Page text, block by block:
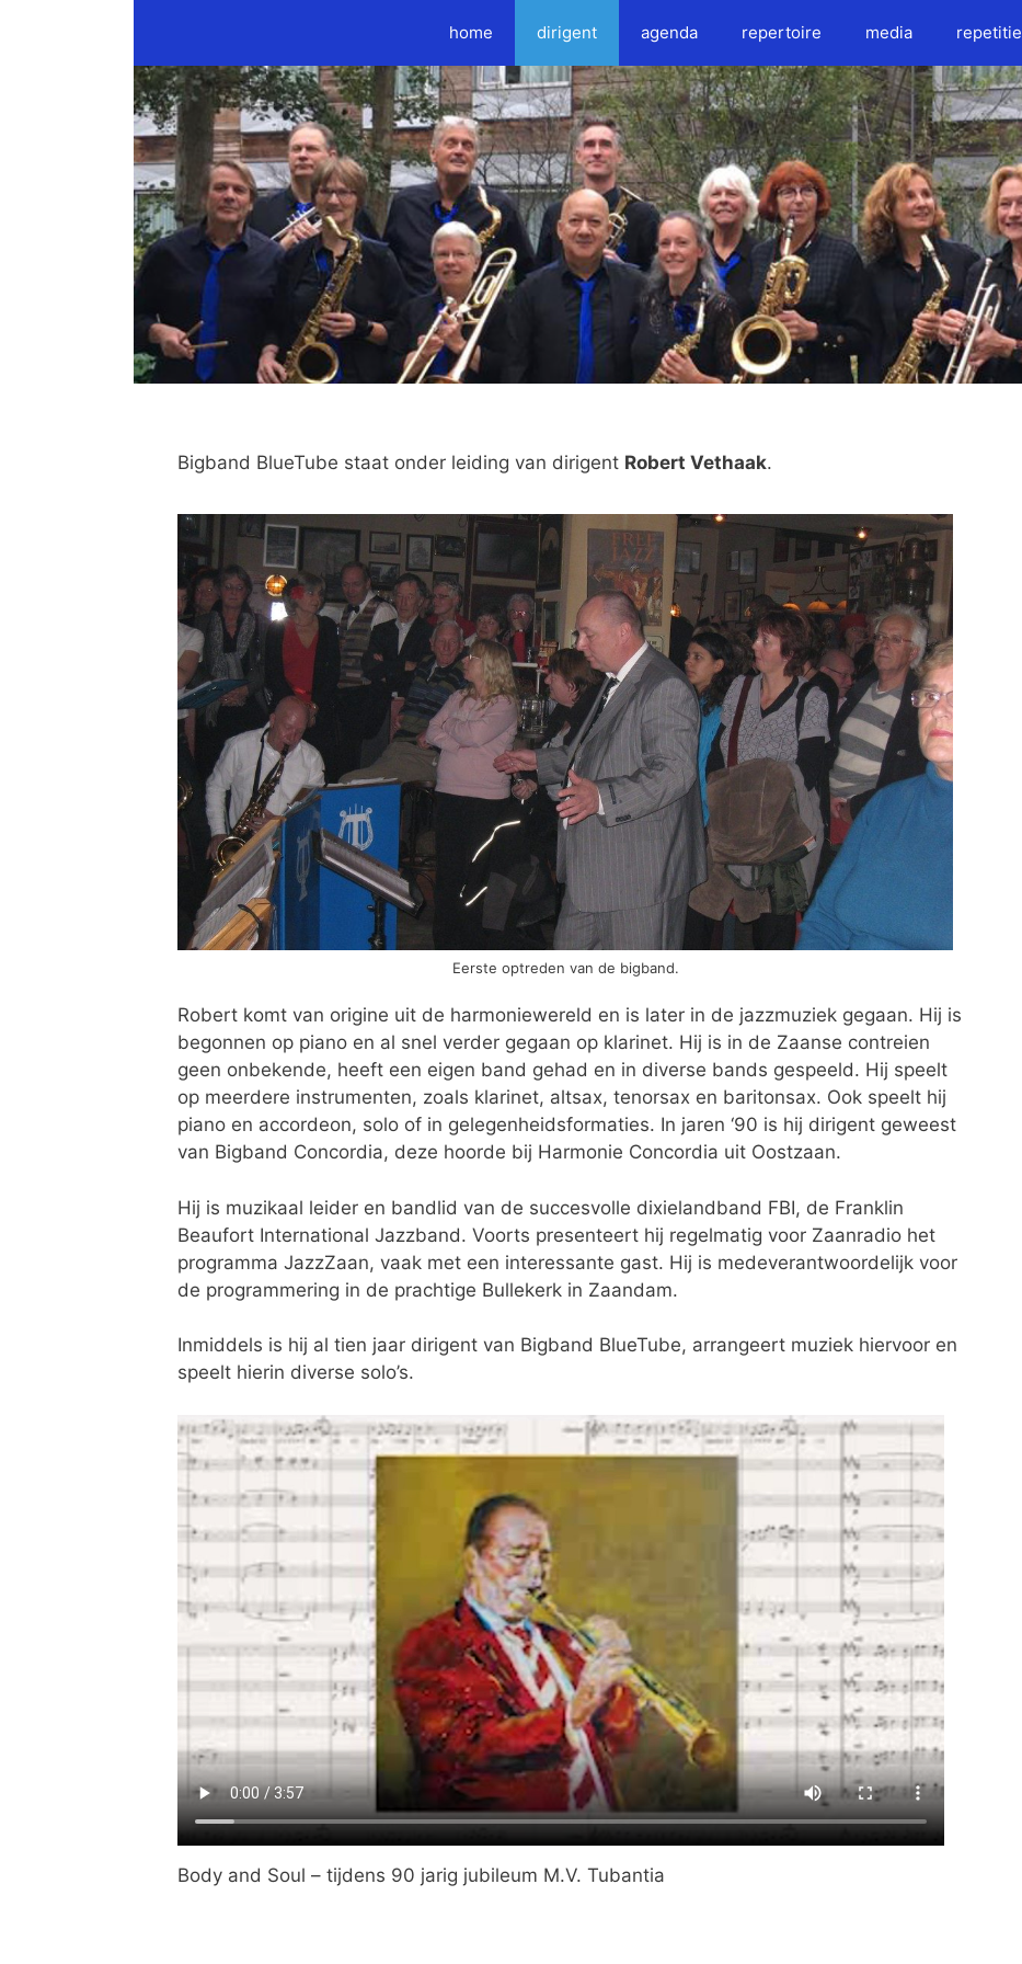
home dirigent agenda repertoire media repetitie
Bigband BlueTube staat onder leiding van dirigent Robert Vethaak.
Eerste optreden van de bigband.
Robert komt van origine uit de harmoniewereld en is later in de jazzmuziek gegaan. Hij is
begonnen op piano en al snel verder gegaan op klarinet. Hij is in de Zaanse contreien
geen onbekende, heeft een eigen band gehad en in diverse bands gespeeld. Hij speelt
op meerdere instrumenten, zoals klarinet, altsax, tenorsax en baritonsax. Ook speelt hij
piano en accordeon, solo of in gelegenheidsformaties. In jaren ‘90 is hij dirigent geweest
van Bigband Concordia, deze hoorde bij Harmonie Concordia uit Oostzaan.
Hij is muzikaal leider en bandlid van de succesvolle dixielandband FBI, de Franklin
Beaufort International Jazzband. Voorts presenteert hij regelmatig voor Zaanradio het
programma JazzZaan, vaak met een interessante gast. Hij is medeverantwoordelijk voor
de programmering in de prachtige Bullekerk in Zaandam.
Inmiddels is hij al tien jaar dirigent van Bigband BlueTube, arrangeert muziek hiervoor en
speelt hierin diverse solo’s.
Body and Soul – tijdens 90 jarig jubileum M.V. Tubantia